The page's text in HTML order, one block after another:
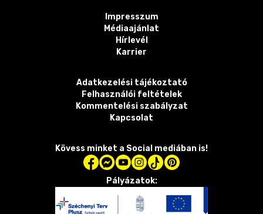
Impresszum
Médiaajánlat
Hírlevél
Karrier
Adatkezelési tájékoztató
Felhasználói feltételek
Kommentelési szabályzat
Kapcsolat
Kövess minket a Social mediában is!
Pályázatok: